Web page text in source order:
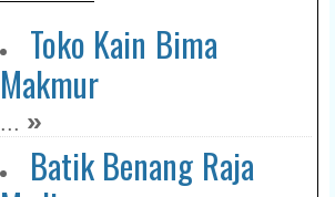
Toko Kain Bima
Makmur
... »
Batik Benang Raja